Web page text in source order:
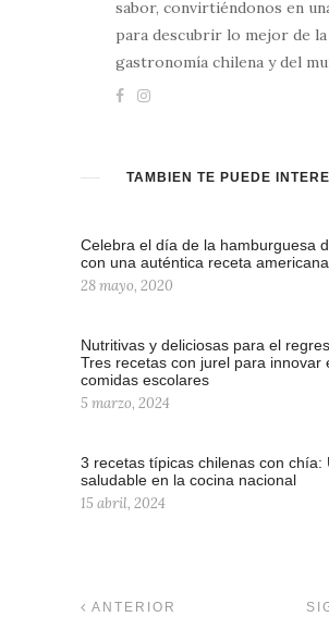
sabor, convirtiéndonos en
para descubrir lo mejor de la
gastronomía chilena y del
TAMBIÉN TE PUEDE
Celebra el día de la hamburguesa
con una auténtica receta americana
28 mayo, 2020
Nutritivas y deliciosas para el
Tres recetas con jurel para innovar
comidas escolares
5 marzo, 2024
3 recetas típicas chilenas con chía:
saludable en la cocina nacional
15 abril, 2024
ANTERIOR